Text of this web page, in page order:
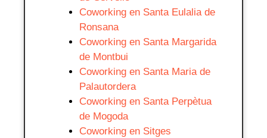
Coworking en Santa Eulalia de
Ronsana
Coworking en Santa Margarida
de Montbui
Coworking en Santa Maria de
Palautordera
Coworking en Santa Perpètua
de Mogoda
Coworking en Sitges